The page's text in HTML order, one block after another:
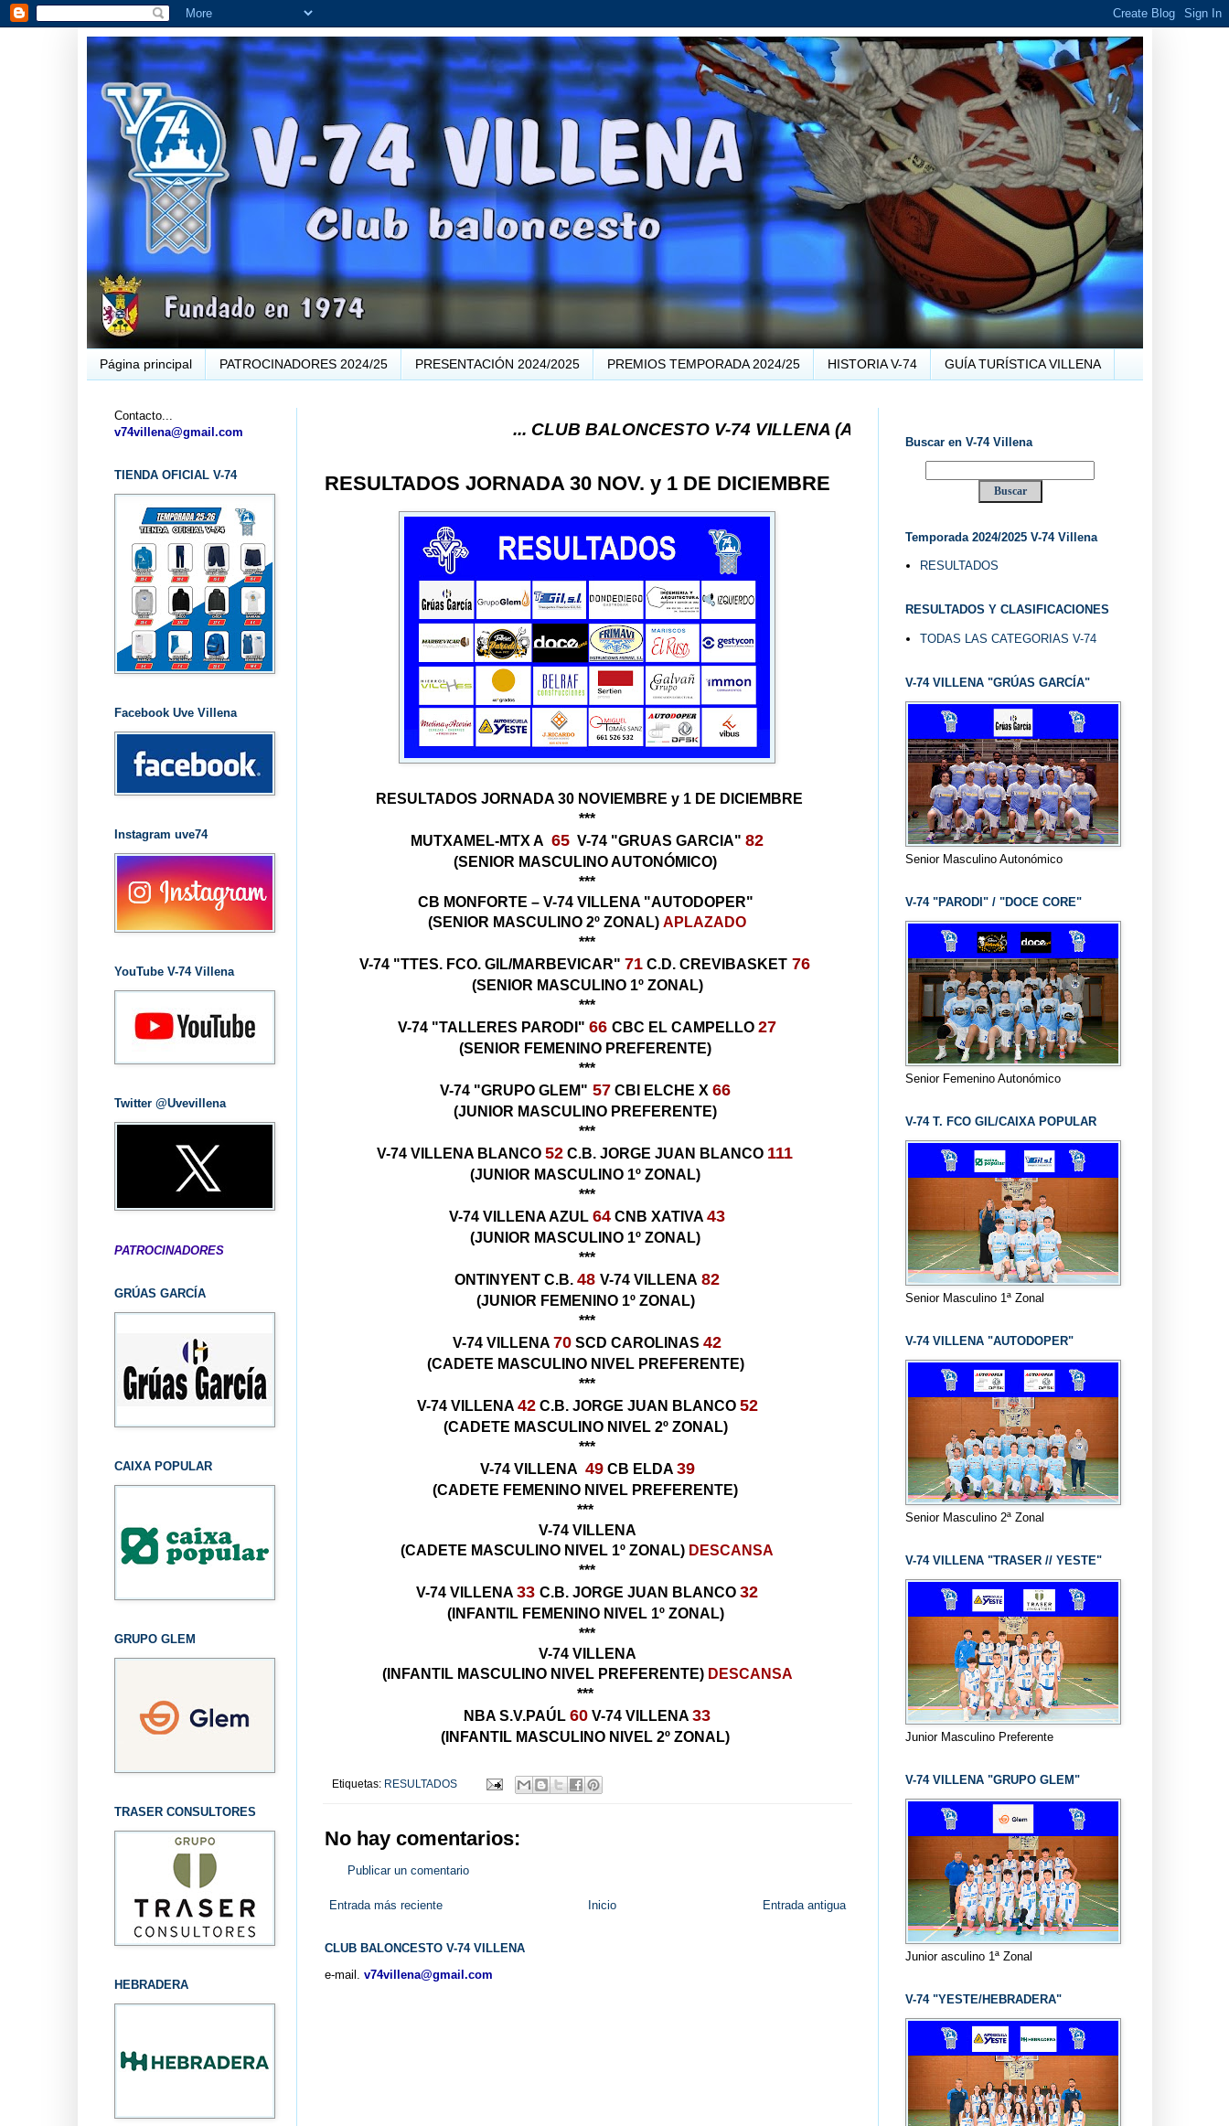
Página principal PATROCINADORES 2024/25 PRESENTACIÓN 2024/2025 PREMIOS TEMPORADA 2024/25 HISTORIA V-74 GUÍA TURÍSTICA VILLENA
... CLUB BALONCESTO V-74 VILLENA (ALICANTE) ... V-74 VILLENA DESDE 1.974 ... EL "UVE" ...
RESULTADOS JORNADA 30 NOV. y 1 DE DICIEMBRE
RESULTADOS JORNADA 30 NOVIEMBRE y 1 DE DICIEMBRE
***
MUTXAMEL-MTX A 65 V-74 "GRUAS GARCIA" 82
(SENIOR MASCULINO AUTONÓMICO)
***
CB MONFORTE – V-74 VILLENA "AUTODOPER"
(SENIOR MASCULINO 2º ZONAL) APLAZADO
***
V-74 "TTES. FCO. GIL/MARBEVICAR" 71 C.D. CREVIBASKET 76
(SENIOR MASCULINO 1º ZONAL)
***
V-74 "TALLERES PARODI" 66 CBC EL CAMPELLO 27
(SENIOR FEMENINO PREFERENTE)
***
V-74 "GRUPO GLEM" 57 CBI ELCHE X 66
(JUNIOR MASCULINO PREFERENTE)
***
V-74 VILLENA BLANCO 52 C.B. JORGE JUAN BLANCO 111
(JUNIOR MASCULINO 1º ZONAL)
***
V-74 VILLENA AZUL 64 CNB XATIVA 43
(JUNIOR MASCULINO 1º ZONAL)
***
ONTINYENT C.B. 48 V-74 VILLENA 82
(JUNIOR FEMENINO 1º ZONAL)
***
V-74 VILLENA 70 SCD CAROLINAS 42
(CADETE MASCULINO NIVEL PREFERENTE)
***
V-74 VILLENA 42C.B. JORGE JUAN BLANCO 52
(CADETE MASCULINO NIVEL 2º ZONAL)
***
V-74 VILLENA 49CB ELDA 39
(CADETE FEMENINO NIVEL PREFERENTE)
***
V-74 VILLENA
(CADETE MASCULINO NIVEL 1º ZONAL) DESCANSA
***
V-74 VILLENA 33 C.B. JORGE JUAN BLANCO 32
(INFANTIL FEMENINO NIVEL 1º ZONAL)
***
V-74 VILLENA
(INFANTIL MASCULINO NIVEL PREFERENTE) DESCANSA
***
NBA S.V.PAÚL 60 V-74 VILLENA 33
(INFANTIL MASCULINO NIVEL 2º ZONAL)
Etiquetas: RESULTADOS
No hay comentarios:
Publicar un comentario
Entrada más reciente Entrada antigua
Inicio
CLUB BALONCESTO V-74 VILLENA
e-mail. v74villena@gmail.com
Contacto...
v74villena@gmail.com
TIENDA OFICIAL V-74
Facebook Uve Villena
Instagram uve74
YouTube V-74 Villena
Twitter @Uvevillena
PATROCINADORES
GRÚAS GARCÍA
CAIXA POPULAR
GRUPO GLEM
TRASER CONSULTORES
HEBRADERA
Buscar en V-74 Villena
Temporada 2024/2025 V-74 Villena
RESULTADOS
RESULTADOS Y CLASIFICACIONES
TODAS LAS CATEGORIAS V-74
V-74 VILLENA "GRÚAS GARCÍA"
Senior Masculino Autonómico
V-74 "PARODI" / "DOCE CORE"
Senior Femenino Autonómico
V-74 T. FCO GIL/CAIXA POPULAR
Senior Masculino 1ª Zonal
V-74 VILLENA "AUTODOPER"
Senior Masculino 2ª Zonal
V-74 VILLENA "TRASER // YESTE"
Junior Masculino Preferente
V-74 VILLENA "GRUPO GLEM"
Junior asculino 1ª Zonal
V-74 "YESTE/HEBRADERA"